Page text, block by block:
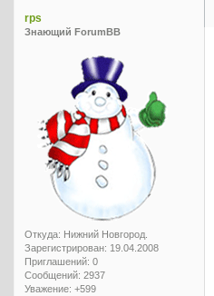
rps
Знающий ForumBB
Откуда: Нижний Новгород.
Зарегистрирован: 19.04.2008
Приглашений: 0
Сообщений: 2937
Уважение: +599